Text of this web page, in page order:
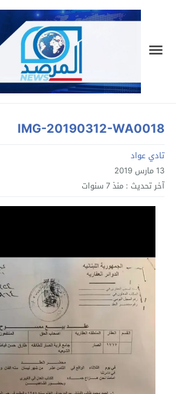
IMG-20190312-WA0018
تادي عواد
13 مارس 2019
آخر تحديث : منذ 7 سنوات